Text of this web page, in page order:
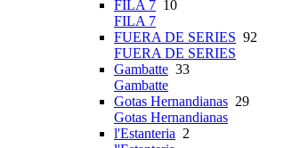
FILA 7 10
FILA 7
FUERA DE SERIES 92
FUERA DE SERIES
Gambatte 33
Gambatte
Gotas Hernandianas 29
Gotas Hernandianas
l'Estanteria 2